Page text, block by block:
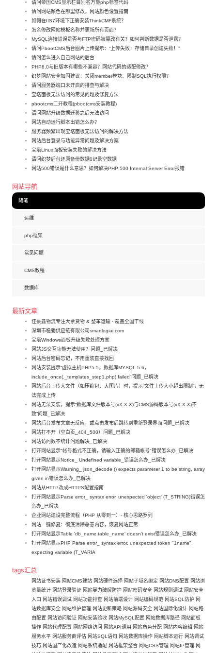
请问帝国CMS显示栏目别名万能php标签代码
请问网站颜色在哪里修改，网站颜色设置指南
如何在IIS7环境下正确安装ThinkCMF系统？
怎么修改网站模板名称并更新所有页面？
MySQL连接错误是否与FTP密码被篡改有关？如何判断数据是否泄露？
请问PbootCMS后台图片上传提示：“上传失败：存储目录创建失败！”
请问怎么进入自己网站的后台
PHP8.0与旧版本有哪些不兼容？网站代码的适配修改？
织梦网站安全加固建议：关闭member模块、限制SQL执行权限？
请问服务器端口未开启的排查与解决
宝塔面板无法访问的常见问题及修复方法
pbootcms二开教程(pbootcms安装教程)
请问网站升级数据迁移之后无法访问
网站自动运行脚本出错怎么办？
服务器频繁出现宝塔面板无法访问的解决方法
网站后台登录与功能异常问题及解决方案
宝塔Linux面板安装失败的解决方法
请问织梦后台还原备份数据0记录空数据
网站500错误是什么意思？如何解决PHP 500 Internal Server Error报错
网站导航
随笔
运维
php框架
常见问题
CMS教程
数据库
最新文章
佳豪鑫物流专注大票货物 & 整车运输 · 覆盖全国干线
深圳市稳驰供应链有限公司smartlogiai.com
宝塔Windows面板升级失败处理方案
网站JS交互功能无法使用？问题_已解决
网站后台密码忘记，不用重装直接找回
网站安装提示“虚拟主机PHP5.5，数据库MYSQL 5.6，
include_once(._templates_step1.php) failed”问题_已解决
网站后台上传大文件（如压缩包、大图片）时，提示“文件上传大小超出限制”，无
法完成上传
网站无法安装，提示“数据库文件版本号(vX.X.X)与CMS源码版本号(vX.X.X)不一
致”问题_已解决
网站后台发布文章无反应，或点击发布后跳转到重新登录界面问题_已解决
网站打不开（空白页_404_500）问题_已解决
网站访问数不统计问题解决_已解决
打开网站显示"帐号格式不正确，请输入正确的邮箱帐号"错误怎么办_已解决
打开网站显示Notice_ Undefined variable_错误怎么办_已解决
打开网站显示Warning_ json_decode () expects parameter 1 to be string, array
given in错误怎么办_已解决
网站从HTTP改成HTTPS配置指南
打开网站显示Parse error_ syntax error, unexpected 'object' (T_STRING)错误怎
么办_已解决
企业网站建设完整流程（PHP 从零到一）- 核心思路罗列
网站一键修复：彻底清除恶意内容，恢复网站正常
打开网站显示Table 'db_name.table_name' doesn't exist错误怎么办_已解决
打开网站显示PHP Parse error_ syntax error, unexpected token "1name",
expecting variable (T_VARIA
tags汇总
网站证书安装 网站CMS建站 网站硬件选择 网站子域名绑定 网站DNS配置 网站浏
览量统计 网站登录验证 网站暴力破解防护 网站密码安全 网站规则调试 网站安全
入口 网站错误调试 网站功能排查 网站前端设计 网站编码规范 网站SQL防护 网
站数据库安全 网站维护管理 网站更新策略 网站源码安全 网站国际化设计 网站路
由配置 网站访问验证 网站安装验收 网站MySQL配置 网站数据库路径 网站面板
操作 网站代理配置 网站网络访问 网站API调用 网站角色分配 网站内容编辑 网站
服务水平 网站服务商评估 网站SQL语句 网站数据库操作 网站脚本运行 网站调试
技巧 网站国产化改造 网站系统适配 网站框架整合 网站CSS管理 网站IP管理 网